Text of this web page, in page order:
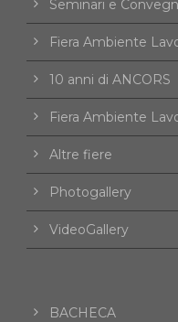
Seminari e
Fiera Ambiente
10 anni di ANCORS
Fiera Ambiente
Altre fiere
Photogallery
VideoGallery
BACHECA